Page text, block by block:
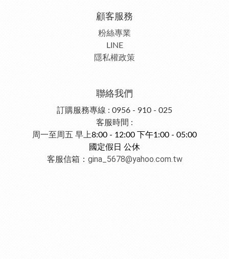
顧客服務
粉絲專業
LINE
隱私權政策
聯絡我們
訂購服務專線 : 0956 - 910 - 025
客服時間 :
周一至周五 早上8:00 - 12:00 下午1:00 - 05:00
國定假日 公休
客服信箱： gina_5678@yahoo.com.tw